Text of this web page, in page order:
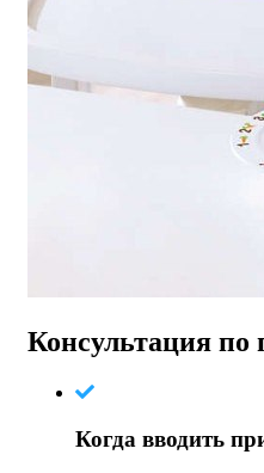
Консультация по
Когда вводить